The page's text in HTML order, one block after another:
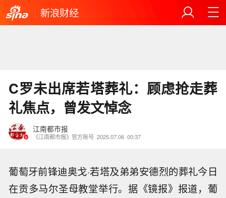
新浪财经
C罗未出席若塔葬礼：顾虑抢走葬
礼焦点，曾发文悼念
江南都市报
《江南都市报》官方账号 2025.07.06 00:37
葡萄牙前锋迪奥戈·若塔及弟弟安德烈的葬礼今日
在贡多马尔圣母教堂举行。据《镜报》报道，葡